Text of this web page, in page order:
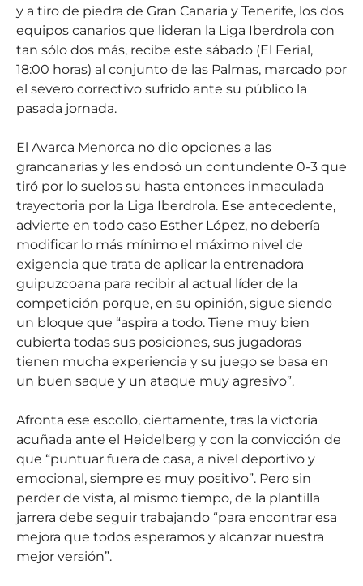
y a tiro de piedra de Gran Canaria y Tenerife, los dos
equipos canarios que lideran la Liga Iberdrola con
tan sólo dos más, recibe este sábado (El Ferial,
18:00 horas) al conjunto de las Palmas, marcado por
el severo correctivo sufrido ante su público la
pasada jornada.
El Avarca Menorca no dio opciones a las
grancanarias y les endosó un contundente 0-3 que
tiró por lo suelos su hasta entonces inmaculada
trayectoria por la Liga Iberdrola. Ese antecedente,
advierte en todo caso Esther López, no debería
modificar lo más mínimo el máximo nivel de
exigencia que trata de aplicar la entrenadora
guipuzcoana para recibir al actual líder de la
competición porque, en su opinión, sigue siendo
un bloque que “aspira a todo. Tiene muy bien
cubierta todas sus posiciones, sus jugadoras
tienen mucha experiencia y su juego se basa en
un buen saque y un ataque muy agresivo”.
Afronta ese escollo, ciertamente, tras la victoria
acuñada ante el Heidelberg y con la convicción de
que “puntuar fuera de casa, a nivel deportivo y
emocional, siempre es muy positivo”. Pero sin
perder de vista, al mismo tiempo, de la plantilla
jarrera debe seguir trabajando “para encontrar esa
mejora que todos esperamos y alcanzar nuestra
mejor versión”.